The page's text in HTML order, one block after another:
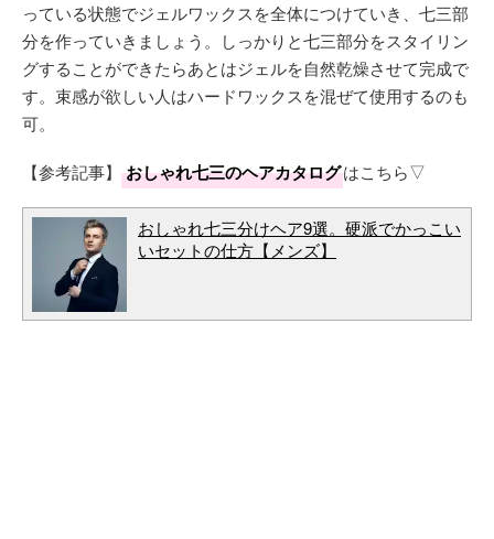
っている状態でジェルワックスを全体につけていき、七三部
分を作っていきましょう。しっかりと七三部分をスタイリン
グすることができたらあとはジェルを自然乾燥させて完成で
す。束感が欲しい人はハードワックスを混ぜて使用するのも
可。
【参考記事】 おしゃれ七三のヘアカタログはこちら▽
おしゃれ七三分けヘア9選。硬派でかっこい
いセットの仕方【メンズ】